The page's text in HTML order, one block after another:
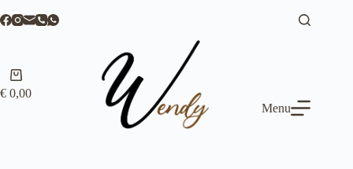
naar
Winkelwagen
€ 0,00
Menu